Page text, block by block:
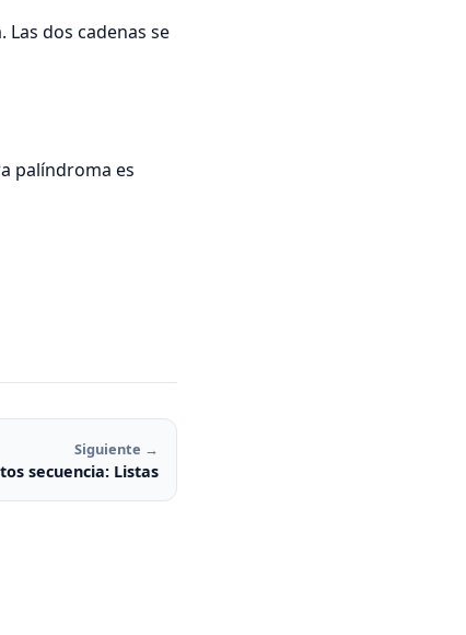
Las dos cadenas se
palíndroma es
Siguiente →
secuencia: Listas